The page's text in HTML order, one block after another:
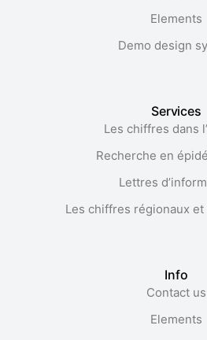
Elements
Demo design
Services
Les chiffres dans
Recherche en
Lettres
Les chiffres régionaux
Info
Contact us
Elements